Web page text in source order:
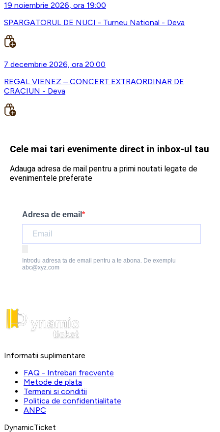
19 noiembrie 2026, ora 19:00
SPARGATORUL DE NUCI - Turneu National - Deva
7 decembrie 2026, ora 20:00
REGAL VIENEZ – CONCERT EXTRAORDINAR DE
CRACIUN - Deva
Cele mai tari evenimente direct in inbox-ul tau
Adauga adresa de mail pentru a primi noutati legate de
evenimentele preferate
Adresa de email
Introdu adresa ta de email pentru a te abona. De exemplu
abc@xyz.com
Informatii suplimentare
FAQ - Intrebari frecvente
Metode de plata
Termeni si conditii
Politica de confidentialitate
ANPC
DynamicTicket